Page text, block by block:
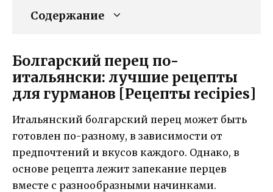
Содержание
Болгарский перец по-
итальянски: лучшие рецепты
для гурманов [Рецепты recipies]
Итальянский болгарский перец может быть
готовлен по-разному, в зависимости от
предпочтений и вкусов каждого. Однако, в
основе рецепта лежит запекание перцев
вместе с разнообразными начинками.